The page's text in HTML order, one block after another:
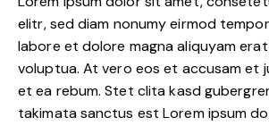
elitr, sed diam nonumy eirmod
labore et dolore magna aliquyam
voluptua. At vero eos et accusam et
et ea rebum. Stet clita kasd
takimata sanctus est Lorem ipsum